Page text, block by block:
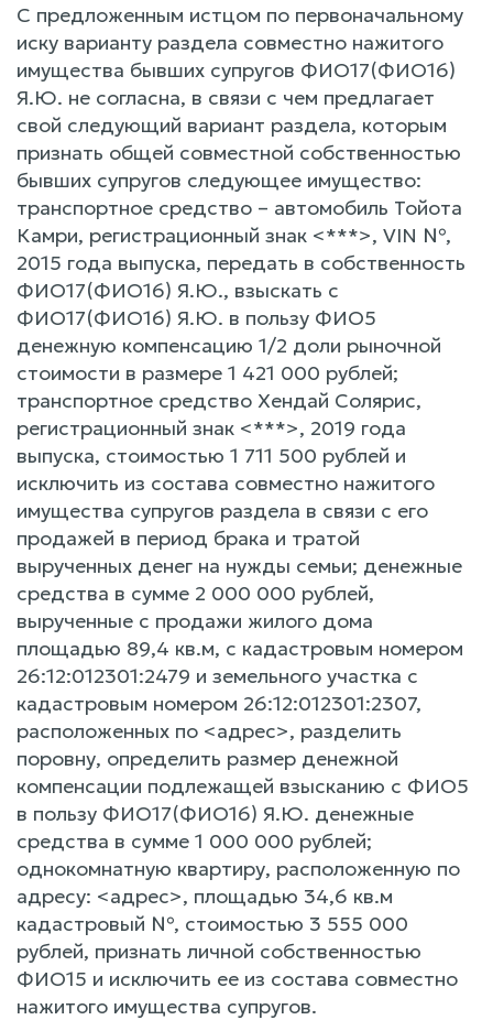
С предложенным истцом по первоначальному
иску варианту раздела совместно нажитого
имущества бывших супругов ФИО17(ФИО16)
Я.Ю. не согласна, в связи с чем предлагает
свой следующий вариант раздела, которым
признать общей совместной собственностью
бывших супругов следующее имущество:
транспортное средство – автомобиль Тойота
Камри, регистрационный знак <***>, VIN №,
2015 года выпуска, передать в собственность
ФИО17(ФИО16) Я.Ю., взыскать с
ФИО17(ФИО16) Я.Ю. в пользу ФИО5
денежную компенсацию 1/2 доли рыночной
стоимости в размере 1 421 000 рублей;
транспортное средство Хендай Солярис,
регистрационный знак <***>, 2019 года
выпуска, стоимостью 1 711 500 рублей и
исключить из состава совместно нажитого
имущества супругов раздела в связи с его
продажей в период брака и тратой
вырученных денег на нужды семьи; денежные
средства в сумме 2 000 000 рублей,
вырученные с продажи жилого дома
площадью 89,4 кв.м, с кадастровым номером
26:12:012301:2479 и земельного участка с
кадастровым номером 26:12:012301:2307,
расположенных по <адрес>, разделить
поровну, определить размер денежной
компенсации подлежащей взысканию с ФИО5
в пользу ФИО17(ФИО16) Я.Ю. денежные
средства в сумме 1 000 000 рублей;
однокомнатную квартиру, расположенную по
адресу: <адрес>, площадью 34,6 кв.м
кадастровый №, стоимостью 3 555 000
рублей, признать личной собственностью
ФИО15 и исключить ее из состава совместно
нажитого имущества супругов.